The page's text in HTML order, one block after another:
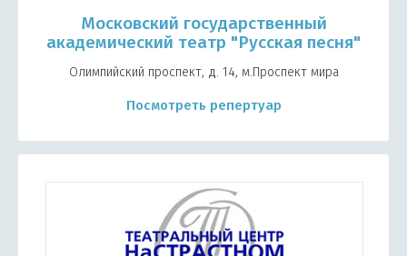
Московский государственный
академический театр "Русская песня"
Олимпийский проспект, д. 14, м.Проспект мира
Посмотреть репертуар